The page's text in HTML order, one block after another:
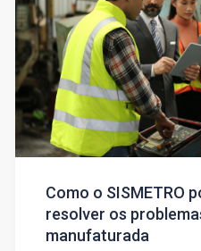
Como o SISMETRO
resolver os
manufaturada